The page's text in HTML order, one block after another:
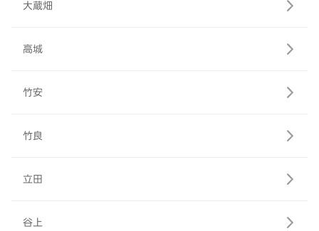
大蔵畑
高城
竹安
竹良
立田
谷上